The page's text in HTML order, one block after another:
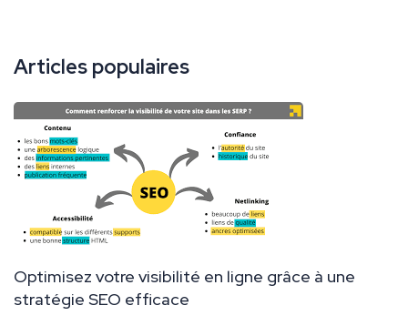
Articles populaires
Optimisez votre visibilité en ligne grâce à une
stratégie SEO efficace